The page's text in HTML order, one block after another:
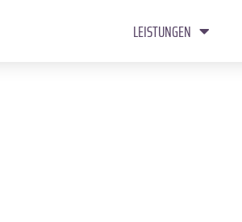
LEISTUNGEN